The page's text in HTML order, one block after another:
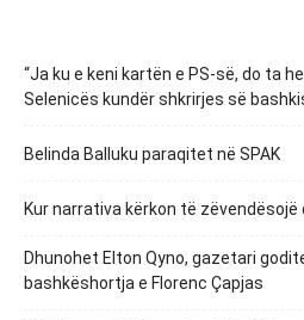
“Ja ku e keni kartën e PS-së, do ta
Selenicës kundër shkrirjes së
Belinda Balluku paraqitet në SPAK
Kur narrativa kërkon të zëvendësojë
Dhunohet Elton Qyno, gazetari
bashkëshortja e Florenc Çapjas